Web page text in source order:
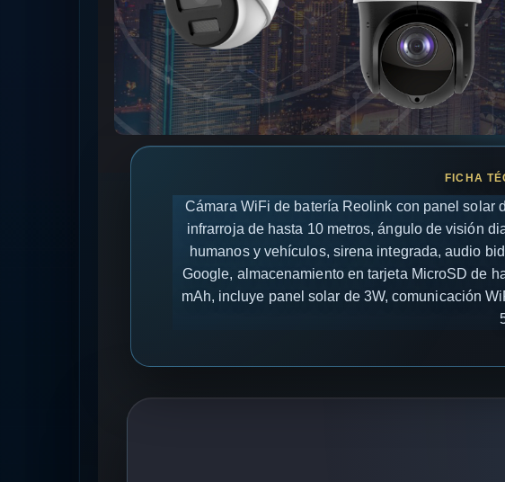
Cámara WiFi de batería Reolink con panel solar
infrarroja de hasta 10 metros, ángulo de visión
humanos y vehículos, sirena integrada, audio
Google, almacenamiento en tarjeta MicroSD de
mAh, incluye panel solar de 3W, comunicación